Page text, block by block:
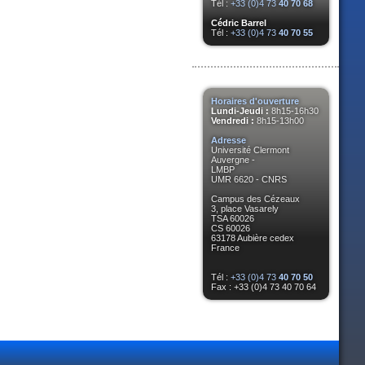
Tél : +33 (0)4 73 40 70 68
Cédric Barrel
Tél : +33 (0)4 73 40 70 55
Horaires d'ouverture
Lundi-Jeudi : 8h15-16h30
Vendredi : 8h15-13h00
Adresse
Université Clermont
Auvergne -
LMBP
UMR 6620 - CNRS
Campus des Cézeaux
3, place Vasarely
TSA 60026
CS 60026
63178 Aubière cedex
France
Tél : +33 (0)4 73 40 70 50
Fax : +33 (0)4 73 40 70 64